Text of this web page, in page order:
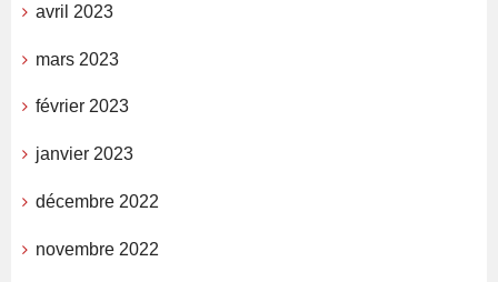
avril 2023
mars 2023
février 2023
janvier 2023
décembre 2022
novembre 2022